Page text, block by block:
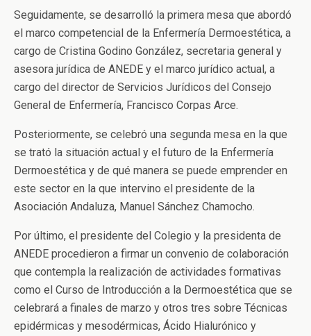
Seguidamente, se desarrolló la primera mesa que abordó
el marco competencial de la Enfermería Dermoestética, a
cargo de Cristina Godino González, secretaria general y
asesora jurídica de ANEDE y el marco jurídico actual, a
cargo del director de Servicios Jurídicos del Consejo
General de Enfermería, Francisco Corpas Arce.
Posteriormente, se celebró una segunda mesa en la que
se trató la situación actual y el futuro de la Enfermería
Dermoestética y de qué manera se puede emprender en
este sector en la que intervino el presidente de la
Asociación Andaluza, Manuel Sánchez Chamocho.
Por último, el presidente del Colegio y la presidenta de
ANEDE procedieron a firmar un convenio de colaboración
que contempla la realización de actividades formativas
como el Curso de Introducción a la Dermoestética que se
celebrará a finales de marzo y otros tres sobre Técnicas
epidérmicas y mesodérmicas, Ácido Hialurónico y